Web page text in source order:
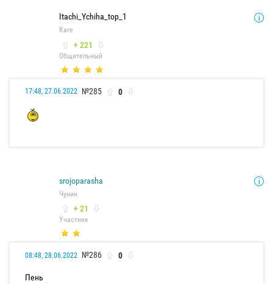
Itachi_Ychiha_top_1
Каге
+ 221
Общительный
17:48, 27.06.2022 №285 0
srojoparasha
Чунин
+ 21
Участник
08:48, 28.06.2022 №286 0
Пень